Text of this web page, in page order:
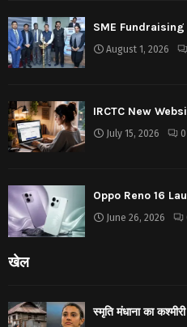
SME Fundraising
August 1, 2026
IRCTC New
July 15, 2026 0
Oppo Reno 16
June 26, 2026
खेल
स्मृति मंधाना का